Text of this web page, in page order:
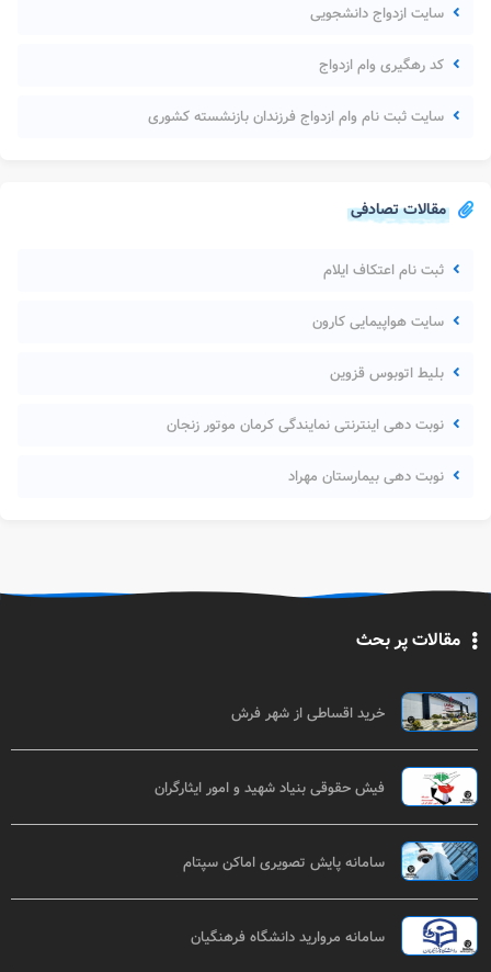
سایت ازدواج دانشجویی
کد رهگیری وام ازدواج
سایت ثبت نام وام ازدواج فرزندان بازنشسته کشوری
مقالات تصادفی
ثبت نام اعتکاف ایلام
سایت هواپیمایی کارون
بلیط اتوبوس قزوین
نوبت دهی اینترنتی نمایندگی کرمان موتور زنجان
نوبت دهی بیمارستان مهراد
مقالات پر بحث
خرید اقساطی از شهر فرش
فیش حقوقی بنیاد شهید و امور ایثارگران
سامانه پایش تصویری اماکن سپتام
سامانه مروارید دانشگاه فرهنگیان